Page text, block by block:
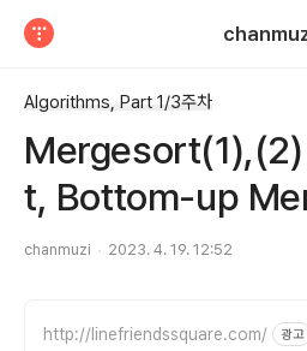
Algorithms, Part 1/3주차
t, Bottom-up
chanmuzi 2023. 4. 19. 12:52
http://linefriendssquare.com/ 광고